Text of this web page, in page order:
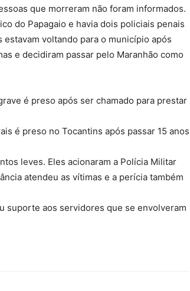
que morreram não foram informados.
do Papagaio e havia dois policiais penais
voltando para o município após
e decidiram passar pelo Maranhão como
é preso após ser chamado para prestar
é preso no Tocantins após passar 15 anos
leves. Eles acionaram a Polícia Militar
atendeu as vítimas e a perícia também
suporte aos servidores que se envolveram